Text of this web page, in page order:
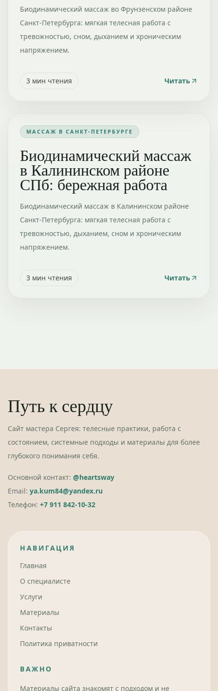
Биодинамический массаж во Фрунзенском районе
Санкт-Петербурга: мягкая телесная работа с
тревожностью, сном, дыханием и хроническим
напряжением.
3 мин чтения Читать
МАССАЖ В САНКТ-ПЕТЕРБУРГЕ
Биодинамический массаж
в Калининском районе
СПб: бережная работа
Биодинамический массаж в Калининском районе
Санкт-Петербурга: мягкая телесная работа с
тревожностью, дыханием, сном и хроническим
напряжением.
3 мин чтения Читать
Путь к сердцу
Сайт мастера Сергея: телесные практики, работа с
состоянием, системные подходы и материалы для более
глубокого понимания себя.
Основной контакт: @heartsway
Email: ya.kum84@yandex.ru
Телефон: +7 911 842-10-32
НАВИГАЦИЯ
Главная
О специалисте
Услуги
Материалы
Контакты
Политика приватности
ВАЖНО
Материалы сайта знакомят с подходом и не